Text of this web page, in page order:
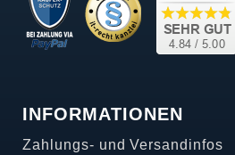
INFORMATIONEN
Zahlungs- und Versandinfos